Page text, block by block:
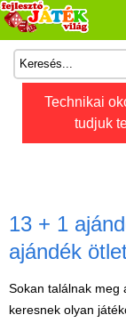
Technikai
tudjuk
13 + 1
ajándék
Sokan találnak meg
keresnek olyan